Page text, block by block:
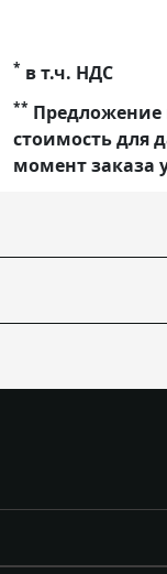
* в т.ч. НДС
** Предложение
стоимость для
момент заказа